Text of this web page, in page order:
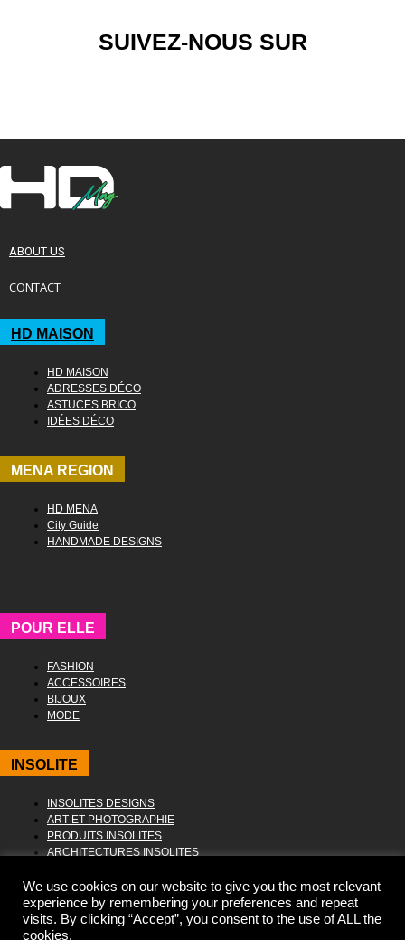
SUIVEZ-NOUS SUR
ABOUT US
CONTACT
HD MAISON
HD MAISON
ADRESSES DÉCO
ASTUCES BRICO
IDÉES DÉCO
MENA REGION
HD MENA
City Guide
HANDMADE DESIGNS
POUR ELLE
FASHION
ACCESSOIRES
BIJOUX
MODE
INSOLITE
INSOLITES DESIGNS
ART ET PHOTOGRAPHIE
PRODUITS INSOLITES
ARCHITECTURES INSOLITES
We use cookies on our website to give you the most relevant
experience by remembering your preferences and repeat
visits. By clicking “Accept”, you consent to the use of ALL the
cookies.